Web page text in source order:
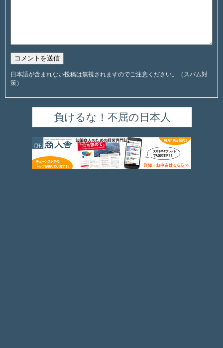
日本語が含まれない投稿は無視されますのでご注意ください。（スパム対
策）
負けるな！不屈の日本人